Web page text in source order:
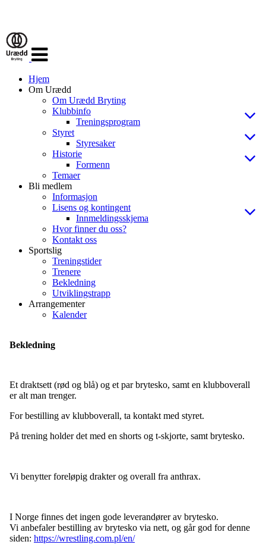
navigasjon
Hjem
Om Urædd
Om Urædd Bryting
Klubbinfo
Treningsprogram
Styret
Styresaker
Historie
Formenn
Temaer
Bli medlem
Informasjon
Lisens og kontingent
Innmeldingsskjema
Hvor finner du oss?
Kontakt oss
Sportslig
Treningstider
Trenere
Bekledning
Utviklingstrapp
Arrangementer
Kalender
Bekledning
Et draktsett (rød og blå) og et par brytesko, samt en klubboverall
er alt man trenger.
For bestilling av klubboverall, ta kontakt med styret.
På trening holder det med en shorts og t-skjorte, samt brytesko.
Vi benytter foreløpig drakter og overall fra anthrax.
I Norge finnes det ingen gode leverandører av brytesko.
Vi anbefaler bestilling av brytesko via nett, og går god for denne
siden: https://wrestling.com.pl/en/